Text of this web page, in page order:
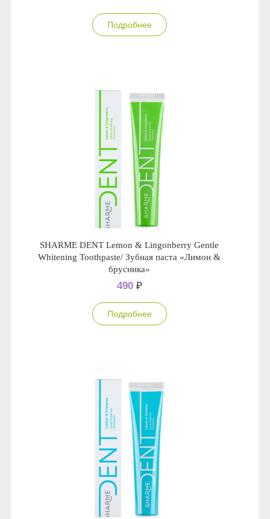
Подробнее
SHARME DENT Lemon & Lingonberry Gentle
Whitening Toothpaste/ Зубная паста «Лимон &
брусника»
490 ₽
Подробнее